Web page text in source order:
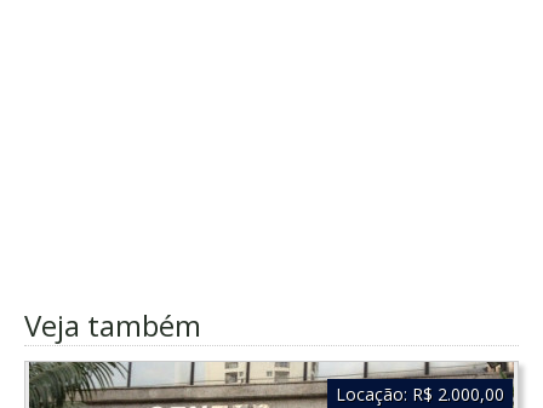
Veja também
Locação: R$ 2.000,00